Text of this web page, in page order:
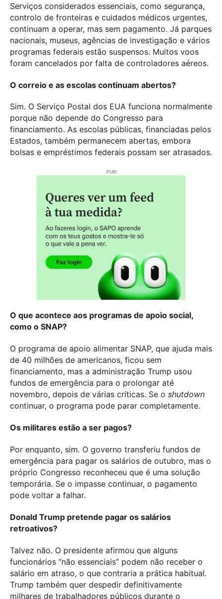
Serviços considerados essenciais, como segurança,
controlo de fronteiras e cuidados médicos urgentes,
continuam a operar, mas sem pagamento. Já parques
nacionais, museus, agências de investigação e vários
programas federais estão suspensos. Muitos voos
foram cancelados por falta de controladores aéreos.
O correio e as escolas continuam abertos?
Sim. O Serviço Postal dos EUA funciona normalmente
porque não depende do Congresso para
financiamento. As escolas públicas, financiadas pelos
Estados, também permanecem abertas, embora
bolsas e empréstimos federais possam ser atrasados.
O que acontece aos programas de apoio social,
como o SNAP?
O programa de apoio alimentar SNAP, que ajuda mais
de 40 milhões de americanos, ficou sem
financiamento, mas a administração Trump usou
fundos de emergência para o prolongar até
novembro, depois de várias críticas. Se o shutdown
continuar, o programa pode parar completamente.
Os militares estão a ser pagos?
Por enquanto, sim. O governo transferiu fundos de
emergência para pagar os salários de outubro, mas o
próprio Congresso reconheceu que é uma solução
temporária. Se o impasse continuar, o pagamento
pode voltar a falhar.
Donald Trump pretende pagar os salários
retroativos?
Talvez não. O presidente afirmou que alguns
funcionários “não essenciais” podem não receber o
salário em atraso, o que contraria a prática habitual.
Trump também quer despedir definitivamente
milhares de trabalhadores públicos durante o